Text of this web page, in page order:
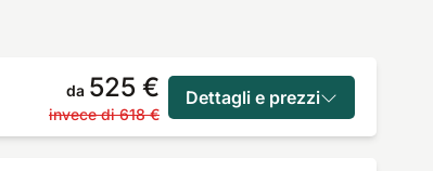
da 525 €
invece di 618 €
Dettagli e prezzi